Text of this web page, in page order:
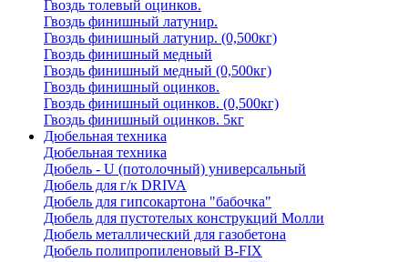
Гвоздь толевый оцинков.
Гвоздь финишный латунир.
Гвоздь финишный латунир. (0,500кг)
Гвоздь финишный медный
Гвоздь финишный медный (0,500кг)
Гвоздь финишный оцинков.
Гвоздь финишный оцинков. (0,500кг)
Гвоздь финишный оцинков. 5кг
Дюбельная техника
Дюбельная техника
Дюбель - U (потолочный) универсальный
Дюбель для г/к DRIVA
Дюбель для гипсокартона "бабочка"
Дюбель для пустотелых конструкций Молли
Дюбель металлический для газобетона
Дюбель полипропиленовый В-FIX